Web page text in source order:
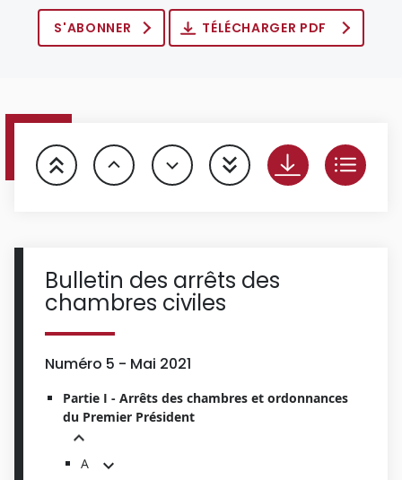
S'ABONNER TÉLÉCHARGER PDF
Bulletin des arrêts des
chambres civiles
Numéro 5 - Mai 2021
Partie I - Arrêts des chambres et ordonnances
du Premier Président
A